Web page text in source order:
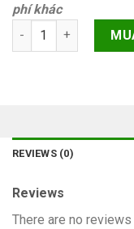
phí khác
Không chuông
REVIEWS (0)
Reviews
There are no reviews